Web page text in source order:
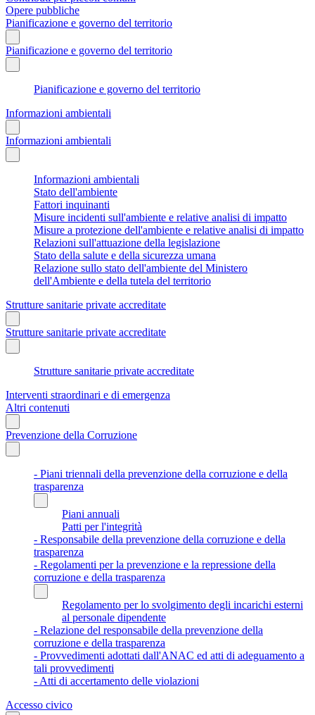
Opere pubbliche
Pianificazione e governo del territorio
Pianificazione e governo del territorio
Pianificazione e governo del territorio
Informazioni ambientali
Informazioni ambientali
Informazioni ambientali
Stato dell'ambiente
Fattori inquinanti
Misure incidenti sull'ambiente e relative analisi di impatto
Misure a protezione dell'ambiente e relative analisi di impatto
Relazioni sull'attuazione della legislazione
Stato della salute e della sicurezza umana
Relazione sullo stato dell'ambiente del Ministero
dell'Ambiente e della tutela del territorio
Strutture sanitarie private accreditate
Strutture sanitarie private accreditate
Strutture sanitarie private accreditate
Interventi straordinari e di emergenza
Altri contenuti
Prevenzione della Corruzione
- Piani triennali della prevenzione della corruzione e della
trasparenza
Piani annuali
Patti per l'integrità
- Responsabile della prevenzione della corruzione e della
trasparenza
- Regolamenti per la prevenzione e la repressione della
corruzione e della trasparenza
Regolamento per lo svolgimento degli incarichi esterni
al personale dipendente
- Relazione del responsabile della prevenzione della
corruzione e della trasparenza
- Provvedimenti adottati dall'ANAC ed atti di adeguamento a
tali provvedimenti
- Atti di accertamento delle violazioni
Accesso civico